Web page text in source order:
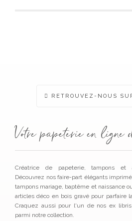
RETROUVEZ-NOUS
Votre papeterie en ligne
Créatrice de papeterie, tampons et
Découvrez nos faire-part élégants
tampons mariage, baptême et naissance
articles déco en bois gravé pour parfaire
Craquez aussi pour l'un de nos ex
parmi notre collection.